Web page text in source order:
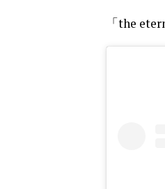
「the